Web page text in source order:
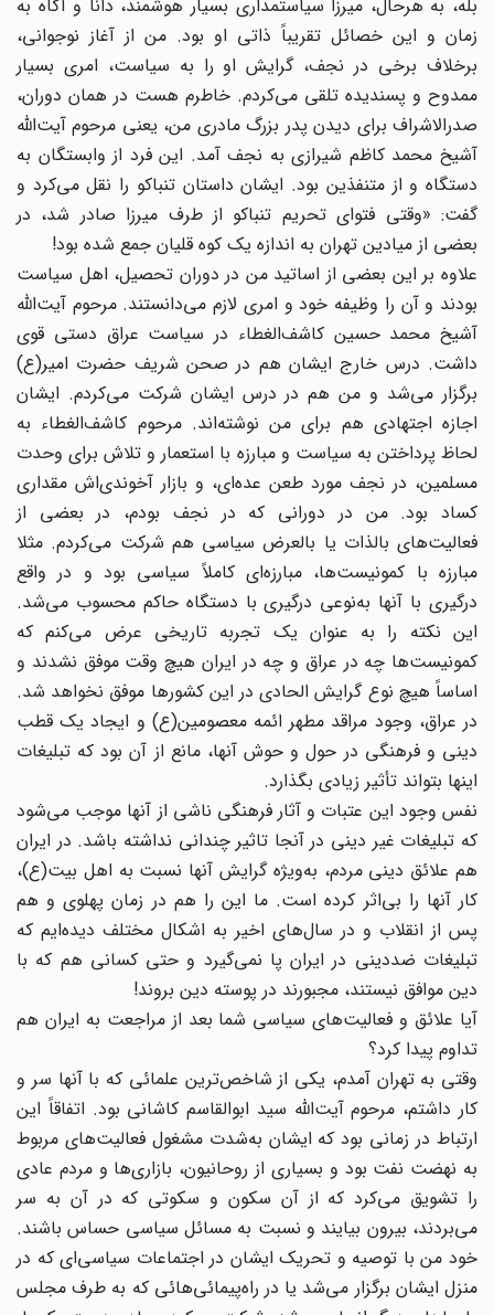
بله، به هرحال، میرزا سیاستمداری بسیار هوشمند، دانا و آگاه به
زمان و این خصائل تقریباً ذاتی او بود. من از آغاز نوجوانی،
برخلاف برخی در نجف، گرایش او را به سیاست، امری بسیار
ممدوح و پسندیده‌ تلقی می‌کردم. خاطرم هست در همان دوران،
صدرالاشراف برای دیدن پدر بزرگ مادری من، یعنی مرحوم آیت‌الله
آشیخ محمد کاظم شیرازی به نجف آمد. این فرد از وابستگان به
دستگاه و از متنفذین بود. ایشان داستان تنباکو را نقل می‌کرد و
گفت: «وقتی فتوای تحریم تنباکو از طرف میرزا صادر شد، در
بعضی از میادین تهران به اندازه یک کوه قلیان جمع شده بود!
علاوه بر این بعضی از اساتید من در دوران تحصیل، اهل سیاست
بودند و آن را وظیفه خود و امری لازم می‌دانستند. مرحوم آیت‌الله
آشیخ محمد حسین کاشف‌الغطاء در سیاست عراق دستی قوی‌
داشت. درس خارج ایشان هم در صحن شریف حضرت امیر(ع)
برگزار می‌شد و من هم در درس ایشان شرکت می‌کردم. ایشان
اجازه اجتهادی هم برای من نوشته‌اند. مرحوم کاشف‌الغطاء به
لحاظ پرداختن به سیاست و مبارزه با استعمار و تلاش برای وحدت
مسلمین، در نجف مورد طعن عده‌ای، و بازار آخوندی‌اش مقداری
کساد بود. من در دورانی که در نجف بودم، در بعضی از
فعالیت‌های بالذات یا بالعرض سیاسی هم شرکت می‌کردم. مثلا
مبارزه با کمونیست‌ها، مبارزه‌ای کاملاً سیاسی بود و در واقع
درگیری با آنها به‌نوعی درگیری با دستگاه حاکم محسوب می‌شد.
این نکته را به عنوان یک تجربه تاریخی عرض می‌کنم که
کمونیست‌ها چه در عراق و چه در ایران هیچ وقت موفق نشدند و
اساساً هیچ نوع گرایش الحادی در این کشورها موفق نخواهد شد.
در عراق، وجود مراقد مطهر ائمه معصومین(ع) و ایجاد یک قطب
دینی و فرهنگی در حول و حوش آنها، مانع از آن بود که تبلیغات
اینها بتواند تأثیر زیادی بگذارد.
نفس وجود این عتبات و آثار فرهنگی ناشی از آنها موجب می‌شود
که تبلیغات غیر دینی در آنجا تاثیر چندانی نداشته باشد. در ایران
هم علائق دینی مردم، به‌ویژه گرایش آنها نسبت به اهل بیت(ع)،
کار آنها را بی‌اثر کرده است. ما این را هم در زمان پهلوی و هم
پس از انقلاب و در سال‌های اخیر به اشکال مختلف دیده‌ایم که
تبلیغات ضددینی در ایران پا نمی‌گیرد و حتی کسانی هم که با
دین موافق نیستند، مجبورند در پوسته دین بروند!
آیا علائق و فعالیت‌های سیاسی شما بعد از مراجعت به ایران هم
تداوم پیدا کرد؟
وقتی به تهران آمدم، یکی از شاخص‌ترین علمائی که با آنها سر و
کار داشتم، مرحوم آیت‌الله سید ابوالقاسم کاشانی بود. اتفاقاً این
ارتباط در زمانی بود که ایشان به‌شدت مشغول فعالیت‌های مربوط
به نهضت نفت بود و بسیاری از روحانیون، بازاری‌ها و مردم عادی
را تشویق می‌کرد که از آن سکون و سکوتی که در آن به سر
می‌بردند، بیرون بیایند و نسبت به مسائل سیاسی حساس باشند.
خود من با توصیه و تحریک ایشان در اجتماعات سیاسی‌ای که در
منزل ایشان برگزار می‌شد یا در راه‌پیمائی‌هائی که به طرف مجلس